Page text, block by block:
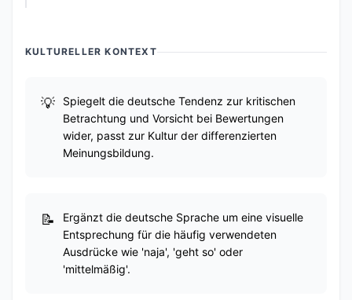
KULTURELLER KONTEXT
Spiegelt die deutsche Tendenz zur kritischen
Betrachtung und Vorsicht bei Bewertungen
wider, passt zur Kultur der differenzierten
Meinungsbildung.
Ergänzt die deutsche Sprache um eine visuelle
Entsprechung für die häufig verwendeten
Ausdrücke wie 'naja', 'geht so' oder
'mittelmäßig'.